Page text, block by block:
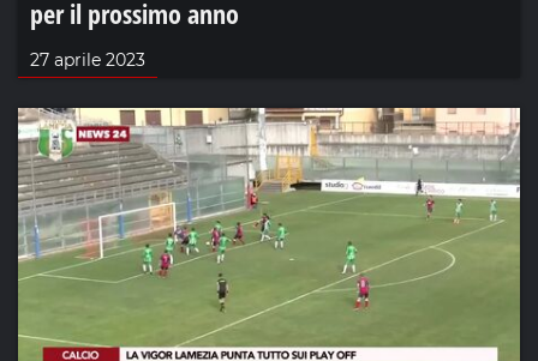
per il prossimo anno
27 aprile 2023